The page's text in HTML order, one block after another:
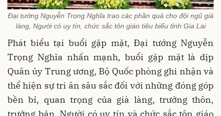
Đại tướng Nguyễn Trọng Nghĩa trao các phần quà cho đội ngũ già
làng, Người có uy tín, chức sắc tôn giáo tiêu biểu tỉnh Gia Lai
Phát biểu tại buổi gặp mặt, Đại tướng Nguyễn
Trọng Nghĩa nhấn mạnh, buổi gặp mặt là dịp
Quân ủy Trung ương, Bộ Quốc phòng ghi nhận và
thể hiện sự tri ân sâu sắc đối với những đóng góp
bền bỉ, quan trọng của già làng, trưởng thôn,